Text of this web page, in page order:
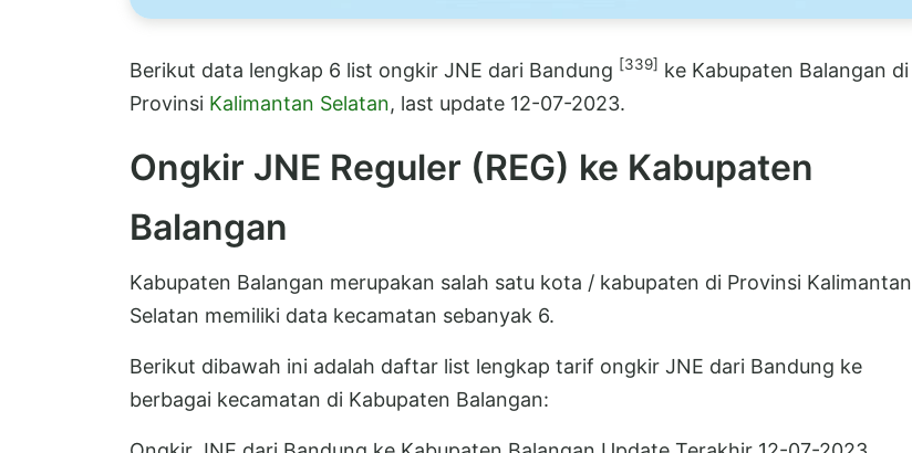
Berikut data lengkap 6 list ongkir JNE dari Bandung [339] ke Kabupaten Balangan di
Provinsi Kalimantan Selatan, last update 12-07-2023.
Ongkir JNE Reguler (REG) ke Kabupaten
Balangan
Kabupaten Balangan merupakan salah satu kota / kabupaten di Provinsi Kalimantan
Selatan memiliki data kecamatan sebanyak 6.
Berikut dibawah ini adalah daftar list lengkap tarif ongkir JNE dari Bandung ke
berbagai kecamatan di Kabupaten Balangan: